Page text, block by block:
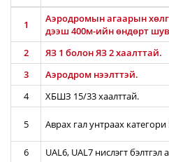
1
Аэродромын агаарын
дээш 400м-ийн өндөрт
2 ЯЗ 1 болон ЯЗ 2 хаалттай.
3
Аэродром нээлттэй.
4
ХБШЗ 15/33 хаалттай.
5 Аврах гал унтраах категори
6 UAL6, UAL7 нислэгт